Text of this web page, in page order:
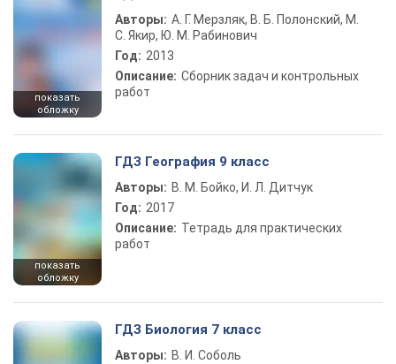
показать
обложку
Авторы: А. Г. Мерзляк, В. Б. Полонский, М.
С. Якир, Ю. М. Рабинович
Год: 2013
Описание: Сборник задач и контрольных
работ
показать
обложку
ГДЗ География 9 класс
Авторы: В. М. Бойко, И. Л. Дитчук
Год: 2017
Описание: Тетрадь для практических
работ
ГДЗ Биология 7 класс
Авторы: В. И. Соболь